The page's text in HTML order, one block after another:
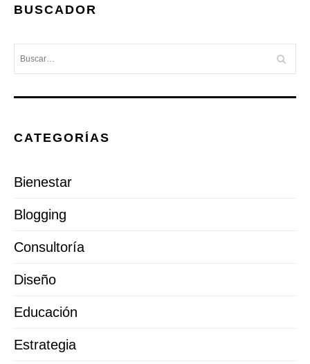
BUSCADOR
CATEGORÍAS
Bienestar
Blogging
Consultoría
Diseño
Educación
Estrategia